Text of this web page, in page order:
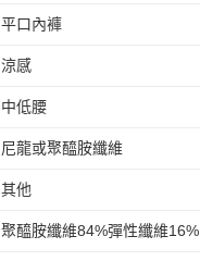
平口內褲
涼感
中低腰
尼龍或聚醯胺纖維
其他
聚醯胺纖維84%彈性纖維16%